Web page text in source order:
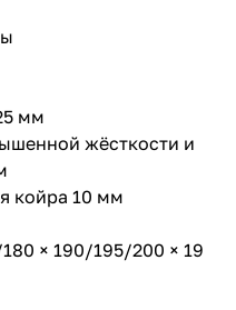
мм
жёсткости и
койра 10 мм
× 190/195/200 × 19